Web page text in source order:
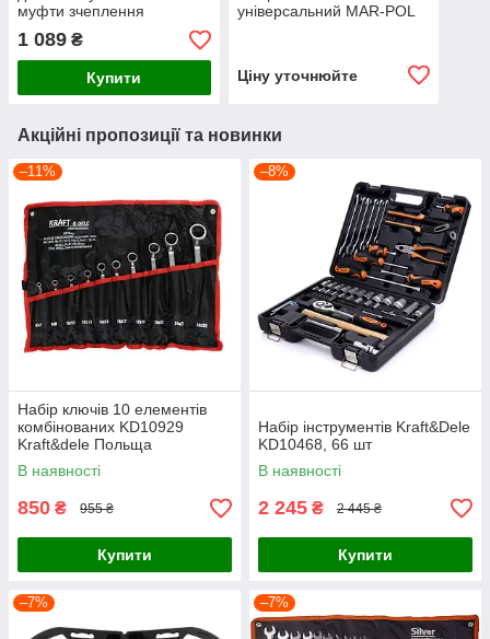
муфти зчеплення
компресора кондиціонера
MAR-POL (M80452)
1 089 ₴
Купити
універсальний MAR-POL
Ціну уточнюйте
Акційні пропозиції та новинки
–11%
Набір ключів 10 елементів
комбінованих KD10929
Kraft&dele Польща
В наявності
850 ₴ 955 ₴
Купити
–8%
Набір інструментів Kraft&Dele
KD10468, 66 шт
В наявності
2 245 ₴ 2 445 ₴
Купити
–7% –7%